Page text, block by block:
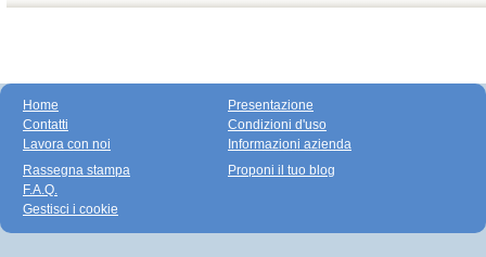
Home
Contatti
Lavora con noi
Presentazione
Condizioni d'uso
Informazioni azienda
Rassegna stampa
F.A.Q.
Gestisci i cookie
Proponi il tuo blog